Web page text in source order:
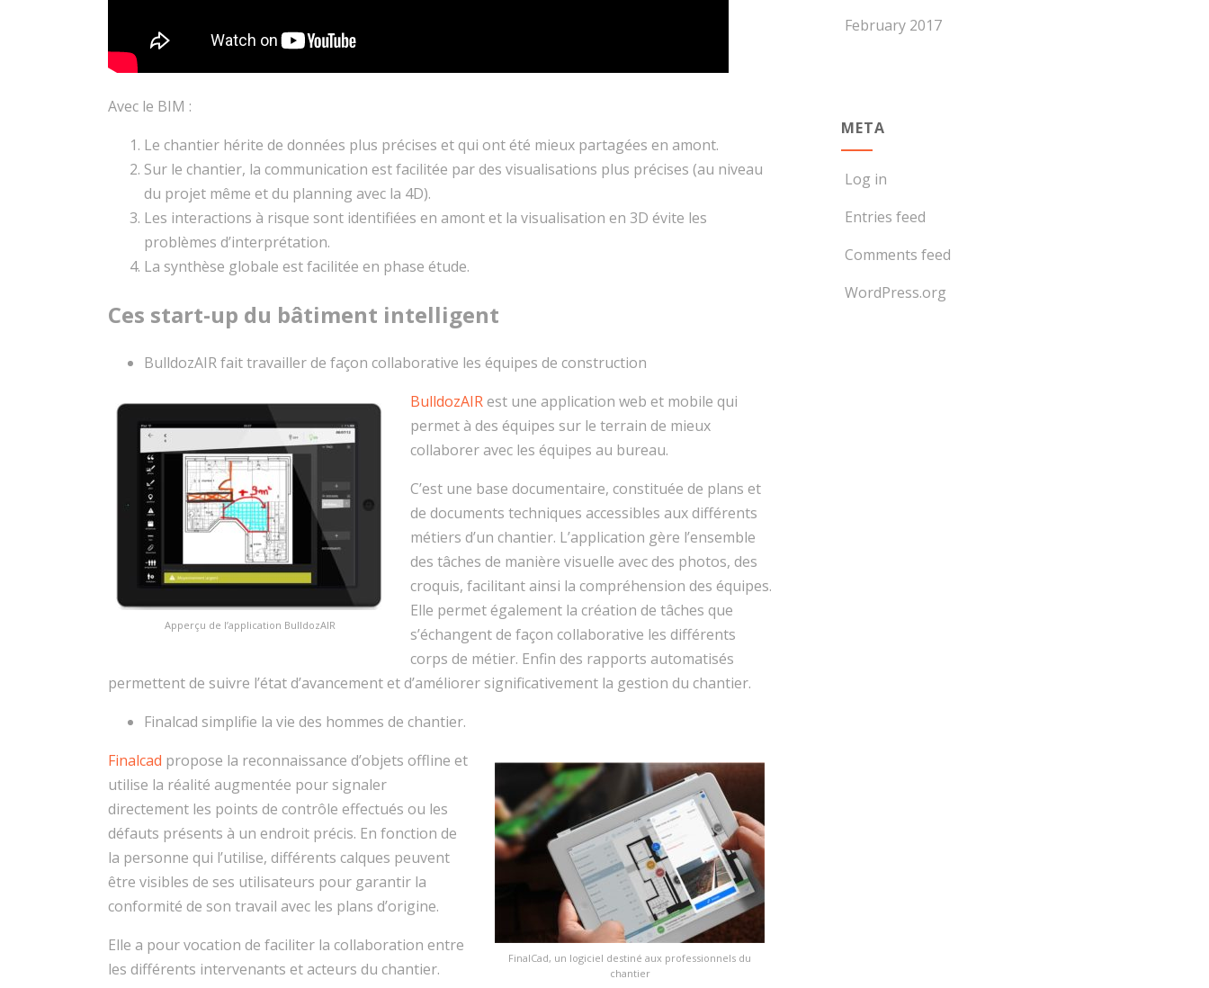
Avec le BIM :
Le chantier hérite de données plus précises et qui ont été mieux partagées en amont.
Sur le chantier, la communication est facilitée par des visualisations plus précises (au niveau
du projet même et du planning avec la 4D).
Les interactions à risque sont identifiées en amont et la visualisation en 3D évite les
problèmes d’interprétation.
La synthèse globale est facilitée en phase étude.
Ces start-up du bâtiment intelligent
BulldozAIR fait travailler de façon collaborative les équipes de construction
Apperçu de l’application BulldozAIR
BulldozAIRest une application web et mobile qui
permet à des équipes sur le terrain de mieux
collaborer avec les équipes au bureau.
C’est une base documentaire, constituée de plans et
de documents techniques accessibles aux différents
métiers d’un chantier. L’application gère l’ensemble
des tâches de manière visuelle avec des photos, des
croquis, facilitant ainsi la compréhension des équipes.
Elle permet également la création de tâches que
s’échangent de façon collaborative les différents
corps de métier. Enfin des rapports automatisés
permettent de suivre l’état d’avancement et d’améliorer significativement la gestion du chantier.
Finalcad simplifie la vie des hommes de chantier.
FinalCad, un logiciel destiné aux professionnels du
chantier
Finalcad propose la reconnaissance d’objets offline et
utilise la réalité augmentée pour signaler
directement les points de contrôle effectués ou les
défauts présents à un endroit précis. En fonction de
la personne qui l’utilise, différents calques peuvent
être visibles de ses utilisateurs pour garantir la
conformité de son travail avec les plans d’origine.
Elle a pour vocation de faciliter la collaboration entre
les différents intervenants et acteurs du chantier.
February 2017
META
Log in
Entries feed
Comments feed
WordPress.org